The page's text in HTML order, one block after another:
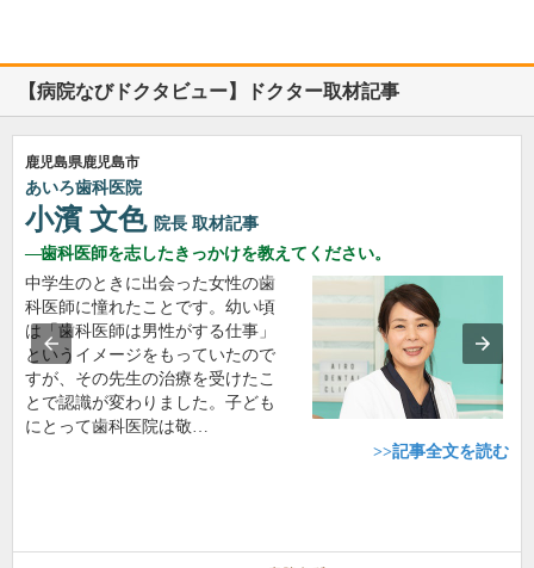
【病院なびドクタビュー】ドクター取材記事
鹿児島県鹿児島市
あいろ歯科医院
小濱 文色 院長 取材記事
歯科医師を志したきっかけを教えてください。
中学生のときに出会った女性の歯
科医師に憧れたことです。幼い頃
は「歯科医師は男性がする仕事」
というイメージをもっていたので
すが、その先生の治療を受けたこ
とで認識が変わりました。子ども
にとって歯科医院は敬…
>>記事全文を読む